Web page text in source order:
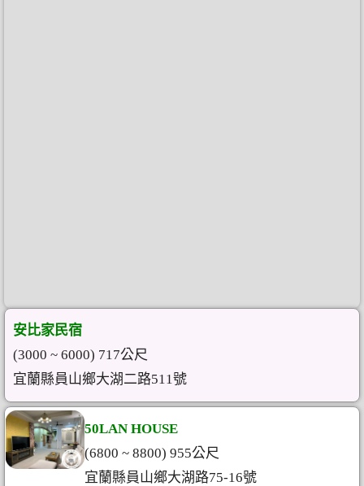
安比家民宿
(3000 ~ 6000) 717公尺
宜蘭縣員山鄉大湖二路511號
50LAN HOUSE
(6800 ~ 8800) 955公尺
宜蘭縣員山鄉大湖路75-16號